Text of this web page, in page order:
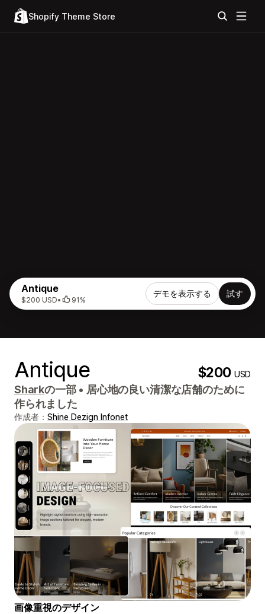
Shopify Theme Store
Antique
$200 USD• 91%
デモを表示する 試す
Antique $200USD
Sharkの一部 • 居心地の良い清潔な店舗のために
作られました
作成者： Shine Dezign Infonet
画像重視のデザイン